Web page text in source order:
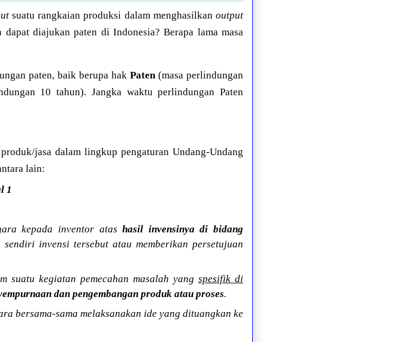
suatu rangkaian produksi dalam menghasilkanoutput
diajukan paten di Indonesia? Berapa lama masa
paten, baik berupa hakPaten(masa perlindungan
10 tahun). Jangka waktu perlindungan Paten
jasa dalam lingkup pengaturan Undang-Undang
lain:
1
kepada inventor atashasil invensinya di bidang
invensi tersebut atau memberikan persetujuan
kegiatan pemecahan masalah yang spesifik di
dan pengembangan produk atau proses.
bersama-sama melaksanakan ide yang dituangkan ke